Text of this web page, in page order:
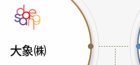
大象㈱